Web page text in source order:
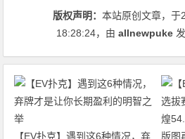
版权声明：本站原创文章，于
18:28:24，由allnewpuke
【EV扑克】遇到这6种情况，弃